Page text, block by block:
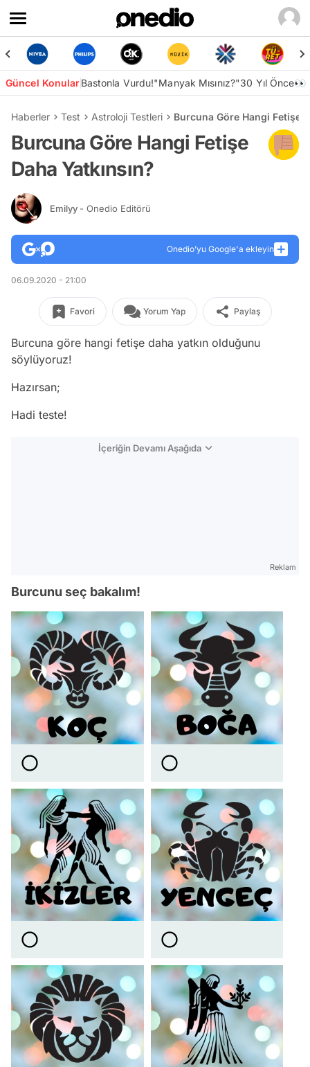
Güncel KonularBastonla Vurdu!"Manyak Mısınız?"30 Yıl Önce👀
Haberler Test Astroloji Testleri Burcuna Göre Hangi Fetişe
Burcuna Göre Hangi Fetişe
Daha Yatkınsın?
Emilyy - Onedio Editörü
Onedio’yu Google'a ekleyin
06.09.2020 - 21:00
Favori Yorum Yap Paylaş
Burcuna göre hangi fetişe daha yatkın olduğunu
söylüyoruz!
Hazırsan;
Hadi teste!
İçeriğin Devamı Aşağıda
Reklam
Burcunu seç bakalım!